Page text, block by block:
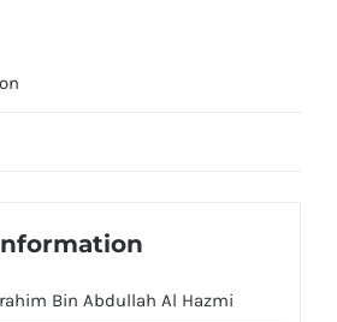
Bin Abdullah Al Hazmi